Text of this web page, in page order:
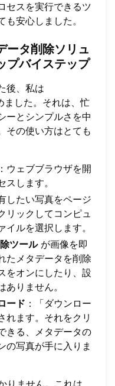
セスを実行できるツ
安心しました。
ータ削除ソリュ
プバイステップ
後、私は
ました。それは、忙
ーとシンプルさを中
その使い方はとても
：ウェブブラウザを開
します。
したい写真をページ
リックしてコンピュ
ルを選択します。
ツールが画像を即
たメタデータを削除
をオンにしたり、設
りません。
ード ：「ダウンロー
れます。それをクリ
きる、メタデータの
の写真が手に入りま